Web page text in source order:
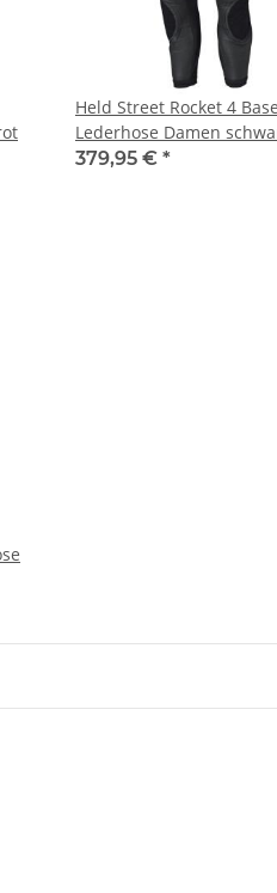
Held Street Rocket 4 Base
Lederhose Damen
379,95 € *